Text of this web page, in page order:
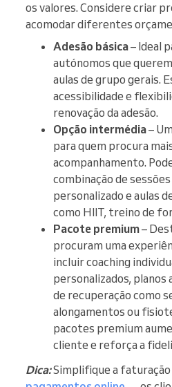
os valores. Considere criar
acomodar diferentes
Adesão básica– Ideal
autónomos que
aulas de grupo gerais.
acessibilidade e
renovação da adesão.
Opção intermédia–
para quem procura
acompanhamento.
combinação de
personalizado e aulas
como HIIT, treino de
Pacote premium–
procuram uma
incluir coaching
personalizados,
de recuperação como
alongamentos ou
pacotes premium
cliente e reforça a
Dica:Simplifique a